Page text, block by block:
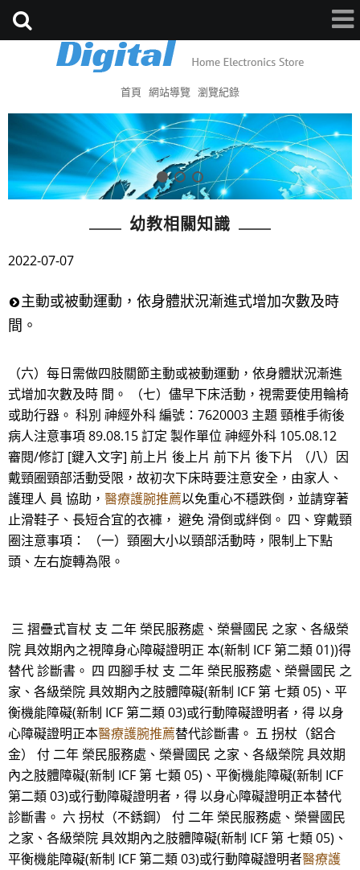
首頁 網站導覽 瀏覽紀錄
幼教相關知識
2022-07-07
主動或被動運動，依身體狀況漸進式增加次數及時
間。
（六）每日需做四肢關節主動或被動運動，依身體狀況漸進
式增加次數及時 間。 （七）儘早下床活動，視需要使用輪椅
或助行器。 科別 神經外科 編號：7620003 主題 頸椎手術後
病人注意事項 89.08.15 訂定 製作單位 神經外科 105.08.12
審閱/修訂 [鍵入文字] 前上片 後上片 前下片 後下片 （八）因
戴頸圈頸部活動受限，故初次下床時要注意安全，由家人、
護理人 員 協助， 醫療護腕推薦以免重心不穩跌倒，並請穿著
止滑鞋子、長短合宜的衣褲， 避免 滑倒或絆倒。 四、穿戴頸
圈注意事項： （一）頸圈大小以頸部活動時，限制上下點
頭、左右旋轉為限。
三 摺疊式盲杖 支 二年 榮民服務處、榮譽國民 之家、各級榮
院 具效期內之視障身心障礙證明正 本(新制 ICF 第二類 01))得
替代 診斷書。 四 四腳手杖 支 二年 榮民服務處、榮譽國民 之
家、各級榮院 具效期內之肢體障礙(新制 ICF 第 七類 05)、平
衡機能障礙(新制 ICF 第二類 03)或行動障礙證明者，得 以身
心障礙證明正本醫療護腕推薦替代診斷書。 五 拐杖（鋁合
金） 付 二年 榮民服務處、榮譽國民 之家、各級榮院 具效期
內之肢體障礙(新制 ICF 第 七類 05)、平衡機能障礙(新制 ICF
第二類 03)或行動障礙證明者，得 以身心障礙證明正本替代
診斷書。 六 拐杖（不銹鋼） 付 二年 榮民服務處、榮譽國民
之家、各級榮院 具效期內之肢體障礙(新制 ICF 第 七類 05)、
平衡機能障礙(新制 ICF 第二類 03)或行動障礙證明者醫療護